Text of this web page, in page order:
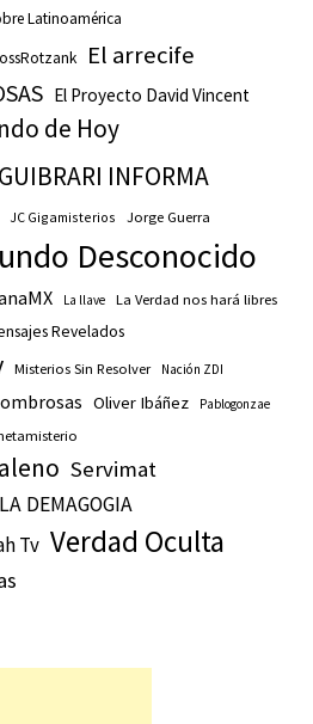
Latinoamérica
El arrecife
El Proyecto David Vincent
de Hoy
GUIBRARI INFORMA
JC Gigamisterios Jorge Guerra
Desconocido
La llave La Verdad nos hará libres
Revelados
Misterios Sin Resolver Nación ZDI
Oliver Ibáñez Pablogonzae
Servimat
DEMAGOGIA
Tv Verdad Oculta